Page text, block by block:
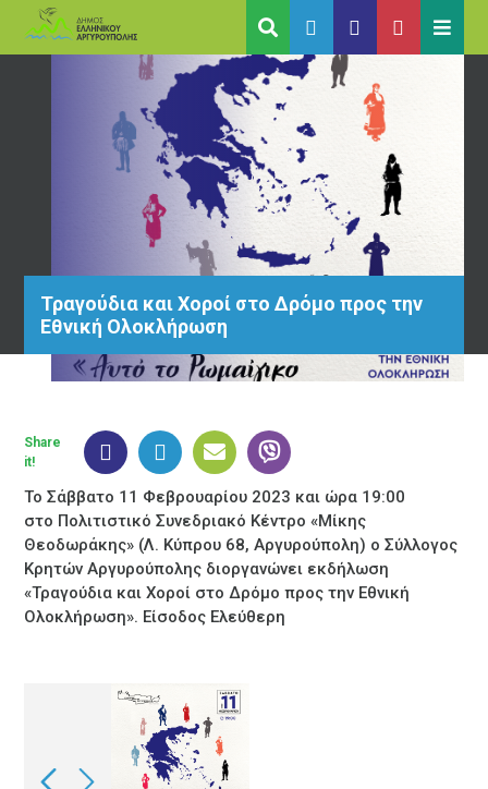
Τραγούδια και Χοροί στο Δρόμο προς την
Εθνική Ολοκλήρωση
Το Σάββατο 11 Φεβρουαρίου 2023 και ώρα 19:00
στο Πολιτιστικό Συνεδριακό Κέντρο «Μίκης
Θεοδωράκης» (Λ. Κύπρου 68, Αργυρούπολη) ο Σύλλογος
Κρητών Αργυρούπολης διοργανώνει εκδήλωση
«Τραγούδια και Χοροί στο Δρόμο προς την Εθνική
Ολοκλήρωση». Είσοδος Ελεύθερη
Share
it!